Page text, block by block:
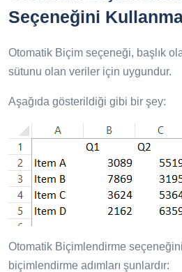
Seçeneğini
Otomatik Biçim seçeneği, başlık
sütunu olan veriler için uygundur.
Aşağıda gösterildiği gibi bir şey:
Otomatik Biçimlendirme
biçimlendirme adımları şunlardır: